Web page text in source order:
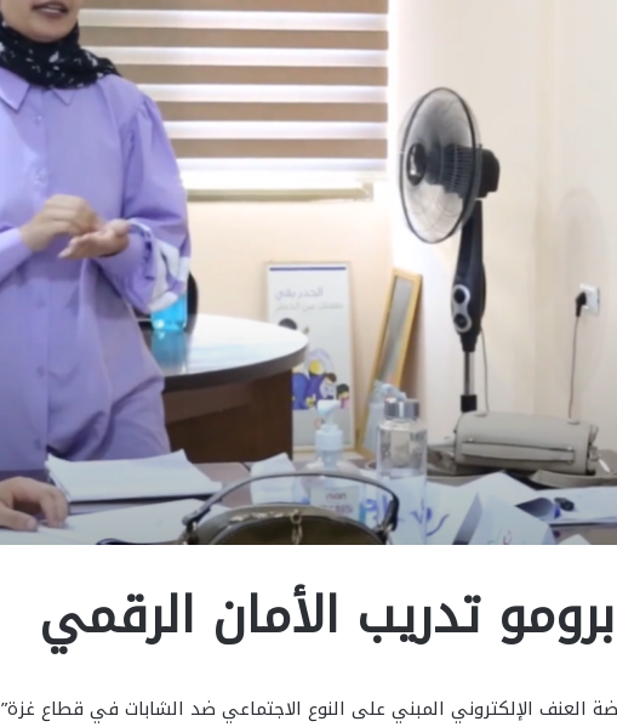
برومو تدريب الأمان الرقمي
العنف الإلكتروني المبني على النوع الاجتماعي ضد الشابات في قطاع غزة”